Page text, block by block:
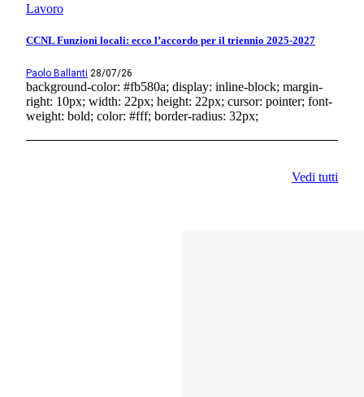
Lavoro
CCNL Funzioni locali: ecco l’accordo per il triennio 2025-2027
Paolo Ballanti 28/07/26
background-color: #fb580a; display: inline-block; margin-
right: 10px; width: 22px; height: 22px; cursor: pointer; font-
weight: bold; color: #fff; border-radius: 32px;
Vedi tutti